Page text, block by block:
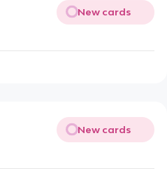
New cards
New cards